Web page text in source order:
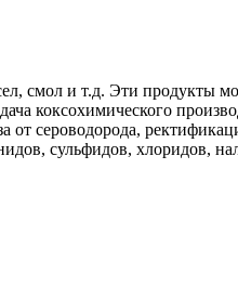
смол и т.д. Эти продукты
коксохимического
сероводорода,
сульфидов, хлоридов,